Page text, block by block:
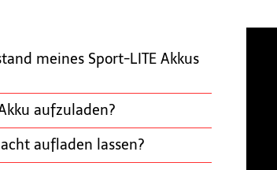
meines Sport-LITE Akkus
aufzuladen?
aufladen lassen?